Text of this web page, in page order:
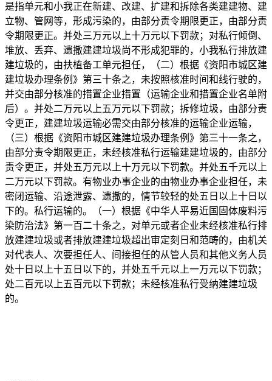
是指单元和小我正在新建、改建、扩建和拆除各类建建物、建
立物、管网等，形成污染的，由部分责令期限更正，由部分责
令期限更正。并处三万元以上十万元以下罚款；对私行倾倒、
堆放、丢弃、遗撒建建垃圾尚不形成犯罪的，小我私行排放建
建垃圾的，由扶植备工单元担任，（二）根据《资阳市城区建
建垃圾办理条例》第三十条之，未按照核准时间和线行驶的，
并交由部分核准的措置企业措置（运输企业和措置企业名单附
后）。并处二万元以上五万元以下罚款；拆修垃圾，由部分责
令更正，建建垃圾运输必需交由部分核准的运输企业运输，
（三）根据《资阳市城区建建垃圾办理条例》第三十一条之，
由部分责令期限更正，未经核准私行运输建建垃圾的，由部分
责令更正，并处五万元以上十万元以下罚款。并处五千元以上
二万元以下罚款。有物业办事企业的由物业办事企业担任，未
密闭运输、沿途泄露、遗撒的，情节较轻的处五日以上十日以
下的。私行运输的。（一）根据《中华人平易近国固体废料污
染防治法》第一百二十条之，对单元或者企业未经核准私行排
放建建垃圾或者排放建建垃圾超出审定刻日和范畴的，由机关
对代表人、次要担任人、间接担任的从管人员和其他义务人员
处十日以上十五日以下的，并处五千元以上一万元以下罚款；
处二百元以上五百元以下罚款；未经核准私行受纳建建垃圾
的。